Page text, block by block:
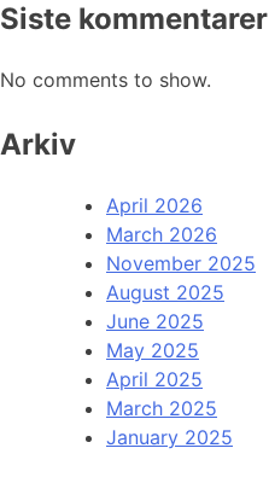
Siste kommentarer
No comments to show.
Arkiv
April 2026
March 2026
November 2025
August 2025
June 2025
May 2025
April 2025
March 2025
January 2025